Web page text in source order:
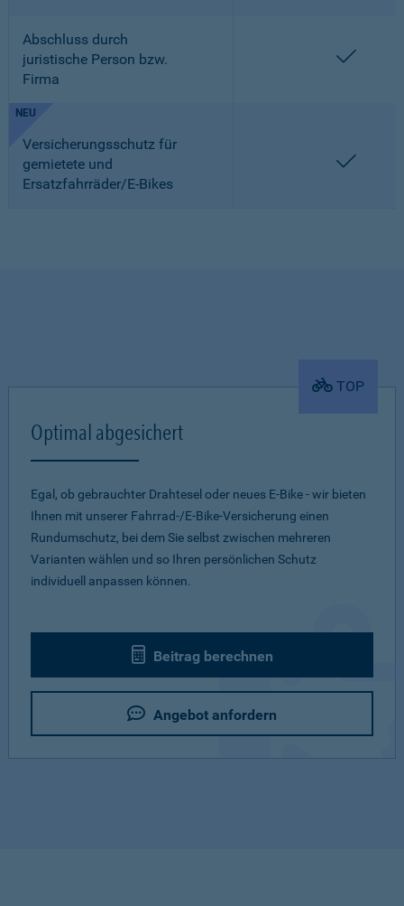
Abschluss durch
juristische Person bzw.
Firma
NEU
Versicherungsschutz für
gemietete und
Ersatzfahrräder/E-Bikes
TOP
Optimal abgesichert
Egal, ob gebrauchter Drahtesel oder neues E-Bike - wir bieten
Ihnen mit unserer Fahrrad-/E-Bike-Versicherung einen
Rundumschutz, bei dem Sie selbst zwischen mehreren
Varianten wählen und so Ihren persönlichen Schutz
individuell anpassen können.
Beitrag berechnen
Angebot anfordern